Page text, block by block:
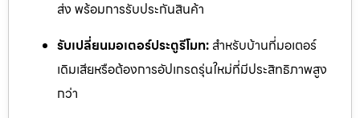
ส่ง พร้อมการรับประกันสินค้า
รับเปลี่ยนมอเตอร์ประตูรีโมท: สำหรับบ้านที่มอเตอร์
เดิมเสียหรือต้องการอัปเกรดรุ่นใหม่ที่มีประสิทธิภาพสูง
กว่า